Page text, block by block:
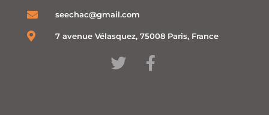
seechac@gmail.com
7 avenue Vélasquez, 75008 Paris, France